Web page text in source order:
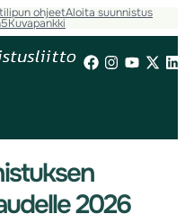
ohjeetAloita suunnistus
Kuvapankki
2026